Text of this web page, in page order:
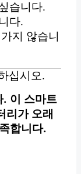
습니다.
다.
지 않습니
십시오.
. 이 스마트
리가 오래
합니다.